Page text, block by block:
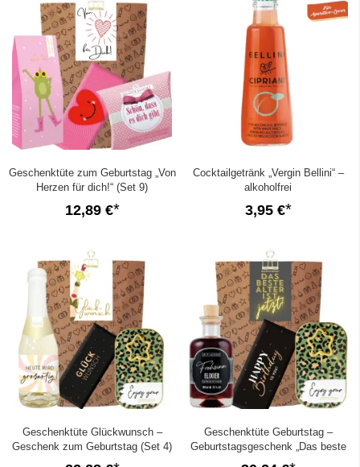
Geschenktüte zum Geburtstag „Von
Herzen für dich!“ (Set 9)
12,89 €
Cocktailgetränk „Vergin Bellini“ –
alkoholfrei
3,95 €
Geschenktüte Glückwunsch –
Geschenk zum Geburtstag (Set 4)
Geschenktüte Geburtstag –
Geburtstagsgeschenk „Das beste
Alter ist jetzt!“ (Set 3)